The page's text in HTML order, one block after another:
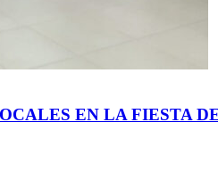
EN LA FIESTA